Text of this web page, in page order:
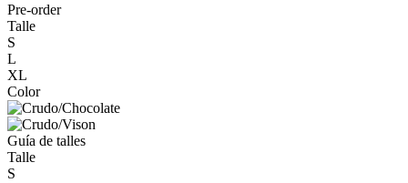
Pre-order
Talle
S
L
XL
Color
Guía de talles
Talle
S